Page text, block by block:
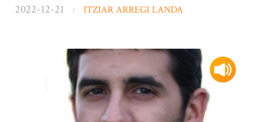
2022-12-21 ITZIAR ARREGI LANDA